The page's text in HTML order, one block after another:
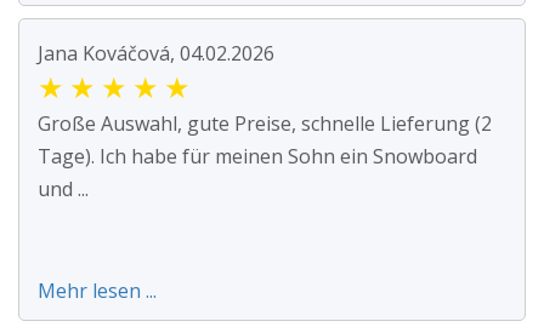
Jana Kováčová, 04.02.2026
★ ★ ★ ★ ★
Große Auswahl, gute Preise, schnelle Lieferung (2
Tage). Ich habe für meinen Sohn ein Snowboard
und ...
Mehr lesen ...